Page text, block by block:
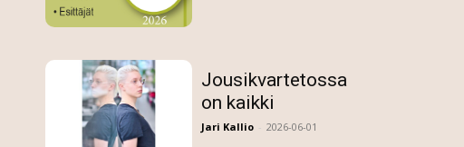
Jousikvartetossa
on kaikki
Jari Kallio - 2026-06-01